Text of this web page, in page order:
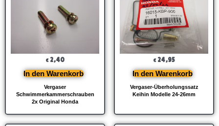
Vergaser
Schwimmerkammerschrauben
2x Original Honda
€ 2,40
In den Warenkorb
Vergaser-Überholungssatz
Keihin Modelle 24-26mm
€ 24,95
In den Warenkorb